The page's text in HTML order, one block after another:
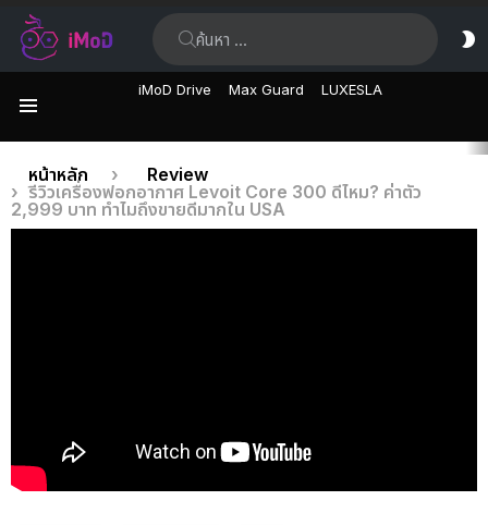
iMoD Drive Max Guard LUXESLA
เรื่อง
ล่าสุด
คุณอยู่ที่นี่:
หน้าหลัก
Review
รีวิวเครื่องฟอกอากาศ Levoit Core 300 ดีไหม? ค่าตัว
2,999 บาท ทำไมถึงขายดีมากใน USA